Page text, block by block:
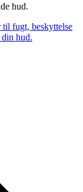
hud.
fugt, beskyttelse
hud.